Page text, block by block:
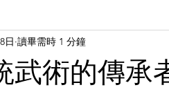
武術的傳承
日 讀畢需時 1 分鐘